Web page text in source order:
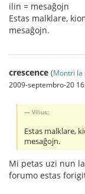
ilin = mesaĝojn
Estas malklare,
mesaĝojn.
crescence (Montri la
2009-septembro-20
Vilius:
Estas malklare,
mesaĝojn.
Mi petas uzi nun
forumo estas